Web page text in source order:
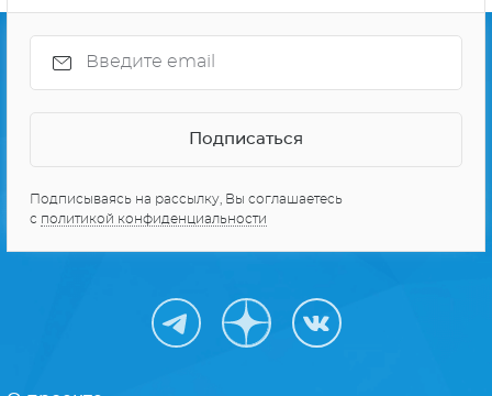
Подписываясь на рассылку, Вы соглашаетесь
с политикой конфиденциальности